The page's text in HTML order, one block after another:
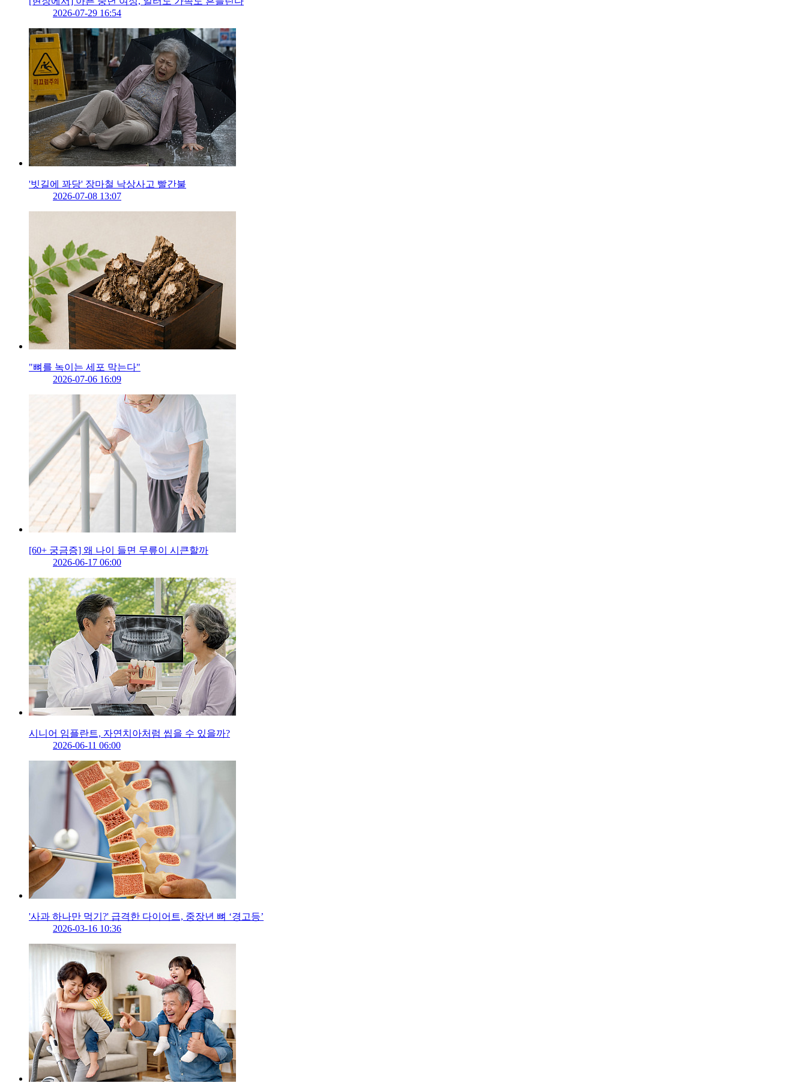
2026-07-29 16:54
'빗길에 꽈당' 장마철 낙상사고 빨간불
2026-07-08 13:07
"뼈를 녹이는 세포 막는다"
2026-07-06 16:09
[60+ 궁금증] 왜 나이 들면 무릎이 시큰할까
2026-06-17 06:00
시니어 임플란트, 자연치아처럼 씹을 수 있을까?
2026-06-11 06:00
'사과 하나만 먹기?' 급격한 다이어트, 중장년 뼈 ‘경고등’
2026-03-16 10:36